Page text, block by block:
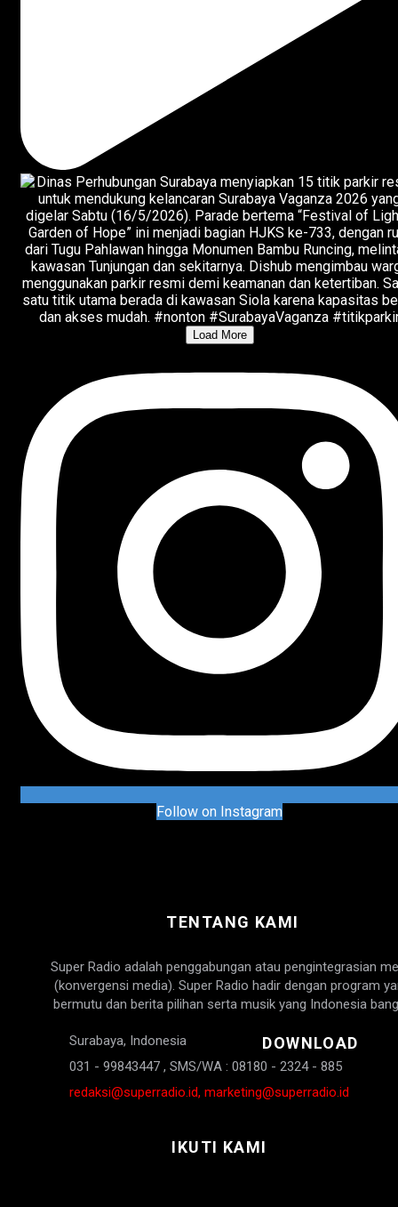
Load More
Follow on Instagram
TENTANG KAMI
Super Radio adalah penggabungan atau pengintegrasian
(konvergensi media). Super Radio hadir dengan program
bermutu dan berita pilihan serta musik yang Indonesia
Surabaya, Indonesia
031 - 99843447 , SMS/WA : 08180 - 2324 - 885
redaksi@superradio.id, marketing@superradio.id
DOWNLOAD
IKUTI KAMI